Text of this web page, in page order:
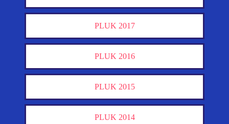
PLUK 2017
PLUK 2016
PLUK 2015
PLUK 2014